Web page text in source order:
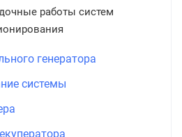
работы систем
генератора
системы